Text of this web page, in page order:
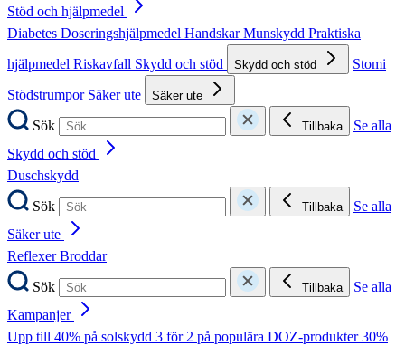
Stöd och hjälpmedel
Diabetes Doseringshjälpmedel HandskarMunskydd Praktiska
hjälpmedel Riskavfall Skydd och stöd Skydd och stöd
Stomi
Stödstrumpor Säker ute Säker ute
Sök Tillbaka
Se alla
Skydd och stöd
Duschskydd
Sök
Tillbaka
Se alla
Säker ute
ReflexerBroddar
Sök
Tillbaka
Se alla
Kampanjer
Upp till 40% på solskydd 3 för 2 på populära DOZ-produkter30%